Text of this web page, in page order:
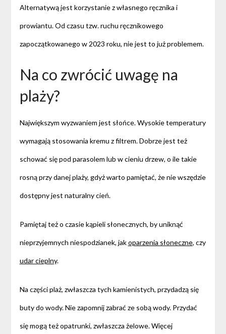
Alternatywą jest korzystanie z własnego ręcznika i
prowiantu. Od czasu tzw. ruchu ręcznikowego
zapoczątkowanego w 2023 roku, nie jest to już problemem.
Na co zwrócić uwagę na
plaży?
Największym wyzwaniem jest słońce. Wysokie temperatury
wymagają stosowania kremu z filtrem. Dobrze jest też
schować się pod parasolem lub w cieniu drzew, o ile takie
rosną przy danej plaży, gdyż warto pamiętać, że nie wszędzie
dostępny jest naturalny cień.
Pamiętaj też o czasie kąpieli słonecznych, by uniknąć
nieprzyjemnych niespodzianek, jakoparzenia słoneczne, czy
udar cieplny.
Na części plaż, zwłaszcza tych kamienistych, przydadzą się
buty do wody. Nie zapomnij zabrać ze sobą wody. Przydać
się mogą też opatrunki, zwłaszcza żelowe. Więcej